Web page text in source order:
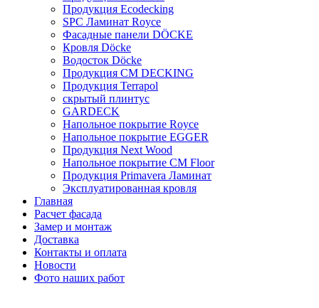
Продукция Ecodecking
SPC Ламинат Royce
Фасадные панели DÖCKE
Кровля Döcke
Водосток Döcke
Продукция CM DECKING
Продукция Terrapol
скрытый плинтус
GARDECK
Напольное покрытие Royce
Напольное покрытие EGGER
Продукция Next Wood
Напольное покрытие CM Floor
Продукция Primavera Ламинат
Эксплуатированная кровля
Главная
Расчет фасада
Замер и монтаж
Доставка
Контакты и оплата
Новости
Фото наших работ